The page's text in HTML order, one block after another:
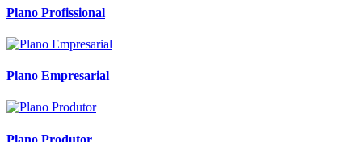
Plano Profissional
Plano Empresarial
Plano Produtor